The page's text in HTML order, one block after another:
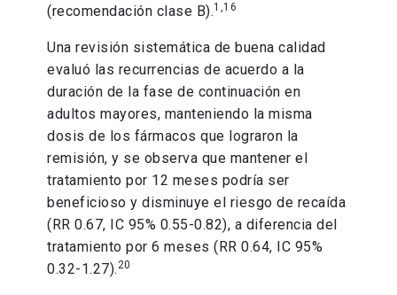
(recomendación clase B).1,16
Una revisión sistemática de buena calidad
evaluó las recurrencias de acuerdo a la
duración de la fase de continuación en
adultos mayores, manteniendo la misma
dosis de los fármacos que lograron la
remisión, y se observa que mantener el
tratamiento por 12 meses podría ser
beneficioso y disminuye el riesgo de recaída
(RR 0.67, IC 95% 0.55-0.82), a diferencia del
tratamiento por 6 meses (RR 0.64, IC 95%
0.32-1.27).20